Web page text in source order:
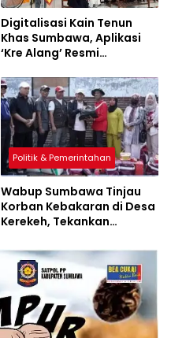
Digitalisasi Kain Tenun
Khas Sumbawa, Aplikasi
‘Kre Alang’ Resmi
Politik & Pemerintahan
Wabup Sumbawa Tinjau
Korban Kebakaran di Desa
Kerekeh, Tekankan